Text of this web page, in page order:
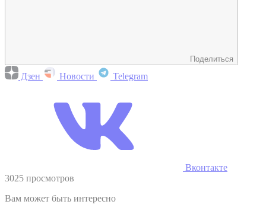
Поделиться
Дзен Новости Telegram
Вконтакте
3025 просмотров
Вам может быть интересно